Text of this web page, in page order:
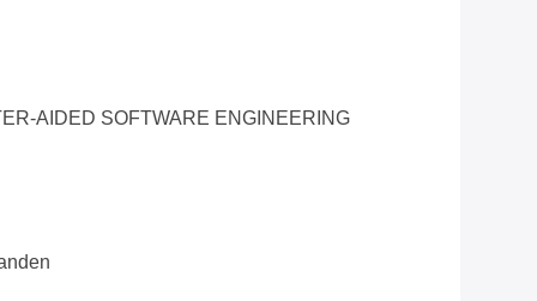
AIDED SOFTWARE ENGINEERING